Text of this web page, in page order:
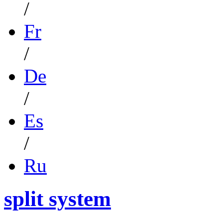
/
Fr
/
De
/
Es
/
Ru
split system